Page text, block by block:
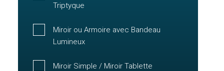
Triptyque
Miroir ou Armoire avec Bandeau
Lumineux
Miroir Simple / Miroir Tablette